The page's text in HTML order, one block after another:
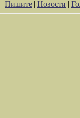
| Пишите | Новости |